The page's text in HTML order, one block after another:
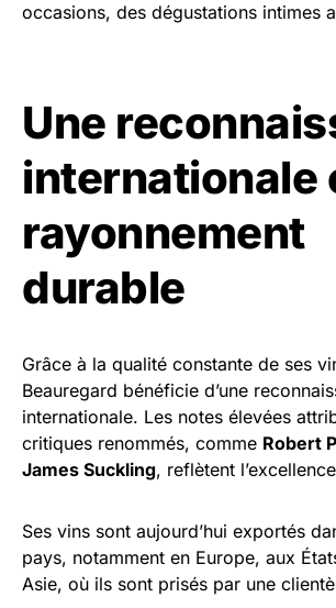
occasions, des dégustations intimes
Une
internationale
rayonnement
durable
Grâce à la qualité constante de ses
Beauregard bénéficie d’une
internationale. Les notes élevées
critiques renommés, comme Robert
James Suckling, reflètent
Ses vins sont aujourd’hui exportés
pays, notamment en Europe, aux
Asie, où ils sont prisés par une